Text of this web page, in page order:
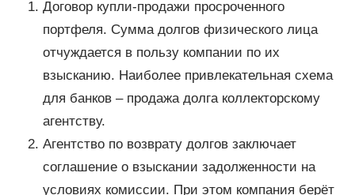
Договор купли-продажи просроченного
портфеля. Сумма долгов физического лица
отчуждается в пользу компании по их
взысканию. Наиболее привлекательная схема
для банков – продажа долга коллекторскому
агентству.
Агентство по возврату долгов заключает
соглашение о взыскании задолженности на
условиях комиссии. При этом компания берёт